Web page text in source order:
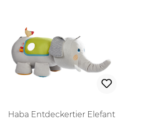
Haba Entdeckertier Elefant